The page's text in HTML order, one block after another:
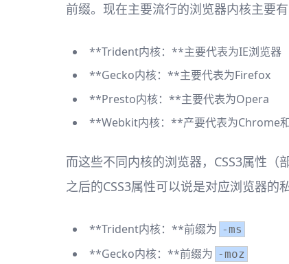
前缀。现在主要流行的浏览器内核主要有
**Trident内核：**主要代表为IE浏览器
**Gecko内核：**主要代表为Firefox
**Presto内核：**主要代表为Opera
**Webkit内核：**产要代表为Chrome
而这些不同内核的浏览器，CSS3属性
之后的CSS3属性可以说是对应浏览器的
**Trident内核：**前缀为 -ms
**Gecko内核：**前缀为 -moz